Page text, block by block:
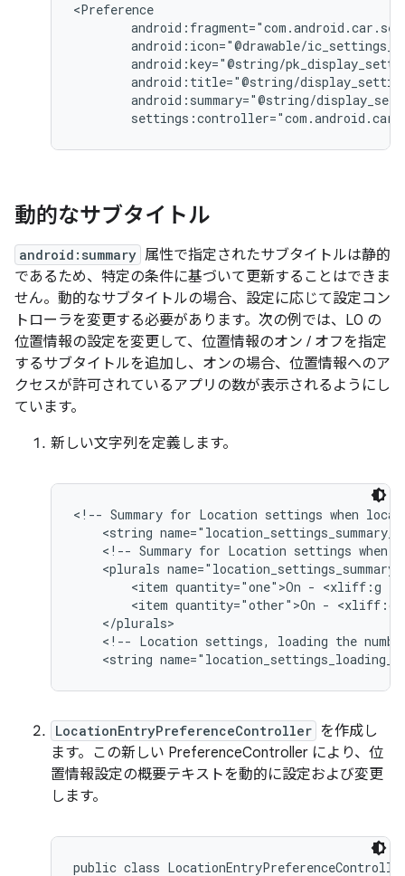
<Preference
android:icon="@drawable/
android:key="@string/
android:title="@string/
android:summary="@string/
動的なサブタイトル
android:summary 属性で指定されたサブタイトルは静的
であるため、特定の条件に基づいて更新することはできま
せん。動的なサブタイトルの場合、設定に応じて設定コン
トローラを変更する必要があります。次の例では、L0 の
位置情報の設定を変更して、位置情報のオン / オフを指定
するサブタイトルを追加し、オンの場合、位置情報へのア
クセスが許可されているアプリの数が表示されるようにし
ています。
新しい文字列を定義します。
<!-- Summary for Location settings when
<string
<!-- Summary for Location settings when
<plurals
<item quantity="one">On - <xliff:g
<item quantity="other">On -
    </plurals>
<!-- Location settings, loading the
LocationEntryPreferenceController を作成し
ます。この新しい PreferenceController により、位
置情報設定の概要テキストを動的に設定および変更
します。
public class